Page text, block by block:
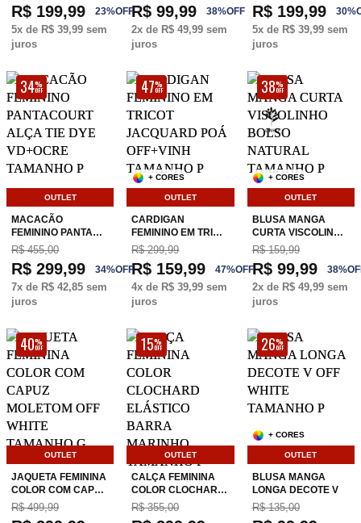
R$ 199,99 23%OFF
5x de R$ 39,99 sem
juros
R$ 99,99 38%OFF
2x de R$ 49,99 sem
juros
R$ 199,99 30%
5x de R$ 39,99sem
juros
34%
OFF
OUTLET
MACACÃO
FEMININO PANTA…
R$ 455,00
R$ 299,99 34%OFF
7x de R$ 42,85 sem
juros
47%
OFF
OUTLET
+ CORES
CARDIGAN
FEMININO EM TRI…
R$ 299,99
R$ 159,99 47%OFF
4x de R$ 39,99 sem
juros
38%
OFF
OUTLET
+ CORES
BLUSA MANGA
CURTA VISCOLIN…
R$ 159,99
R$ 99,99 38%
2x de R$ 49,99sem
juros
40%
OFF
OUTLET
JAQUETA FEMININA
COLOR COM CAP…
R$ 499,99
15%
OFF
OUTLET
CALÇA FEMININA
COLOR CLOCHAR…
R$ 355,00
26%
OFF
OUTLET
+ CORES
BLUSA MANGA
LONGA DECOTE V
R$ 135,00